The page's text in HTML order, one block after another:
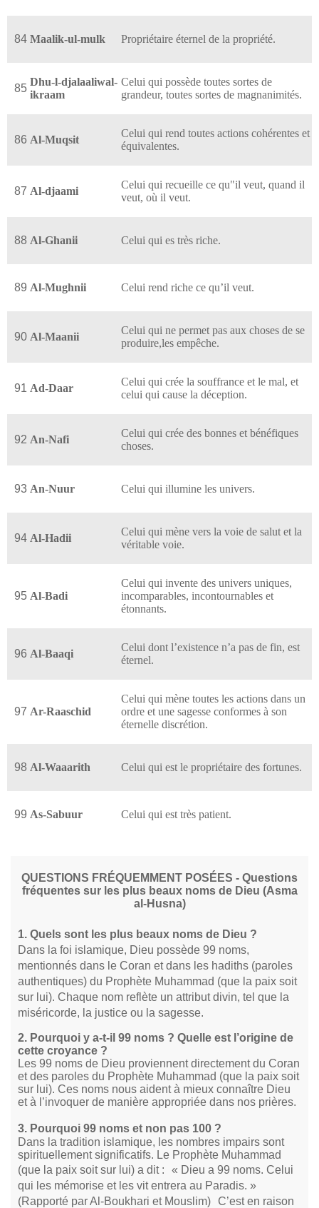
84 Maalik-ul-mulk Propriétaire éternel de la propriété.
85
Dhu-l-djalaaliwal-
ikraam
Celui qui possède toutes sortes de
grandeur, toutes sortes de magnanimités.
86 Al-Muqsit
Celui qui rend toutes actions cohérentes et
équivalentes.
87 Al-djaami
Celui qui recueille ce qu"il veut, quand il
veut, où il veut.
88 Al-Ghanii Celui qui es très riche.
89 Al-Mughnii Celui rend riche ce qu’il veut.
90 Al-Maanii
Celui qui ne permet pas aux choses de se
produire,les empêche.
91 Ad-Daar
Celui qui crée la souffrance et le mal, et
celui qui cause la déception.
92 An-Nafi
Celui qui crée des bonnes et bénéfiques
choses.
93 An-Nuur Celui qui illumine les univers.
94 Al-Hadii
Celui qui mène vers la voie de salut et la
véritable voie.
95 Al-Badi
Celui qui invente des univers uniques,
incomparables, incontournables et
étonnants.
96 Al-Baaqi
Celui dont l’existence n’a pas de fin, est
éternel.
97 Ar-Raaschid
Celui qui mène toutes les actions dans un
ordre et une sagesse conformes à son
éternelle discrétion.
98 Al-Waaarith Celui qui est le propriétaire des fortunes.
99 As-Sabuur Celui qui est très patient.
QUESTIONS FRÉQUEMMENT POSÉES - Questions
fréquentes sur les plus beaux noms de Dieu (Asma
al-Husna)
1. Quels sont les plus beaux noms de Dieu ?
Dans la foi islamique, Dieu possède 99 noms,
mentionnés dans le Coran et dans les hadiths (paroles
authentiques) du Prophète Muhammad (que la paix soit
sur lui). Chaque nom reflète un attribut divin, tel que la
miséricorde, la justice ou la sagesse.
2. Pourquoi y a-t-il 99 noms ? Quelle est l’origine de
cette croyance ?
Les 99 noms de Dieu proviennent directement du Coran
et des paroles du Prophète Muhammad (que la paix soit
sur lui). Ces noms nous aident à mieux connaître Dieu
et à l’invoquer de manière appropriée dans nos prières.
3. Pourquoi 99 noms et non pas 100 ?
Dans la tradition islamique, les nombres impairs sont
spirituellement significatifs. Le Prophète Muhammad
(que la paix soit sur lui) a dit : « Dieu a 99 noms. Celui
qui les mémorise et les vit entrera au Paradis. »
(Rapporté par Al-Boukhari et Mouslim) C’est en raison